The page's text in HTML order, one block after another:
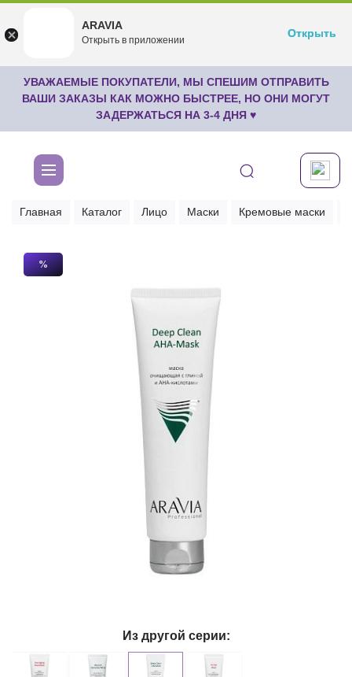
undefined
Бесплатноru.aravia.new
Открыть
УВАЖАЕМЫЕ ПОКУПАТЕЛИ, МЫ СПЕШИМ ОТПРАВИТЬ
ВАШИ ЗАКАЗЫ КАК МОЖНО БЫСТРЕЕ, НО ОНИ МОГУТ
ЗАДЕРЖАТЬСЯ НА 3-4 ДНЯ ♥
Главная Каталог Лицо Маски Кремовые маски
%
Из другой серии:
ARAVIA
Открыть в приложении
Открыть